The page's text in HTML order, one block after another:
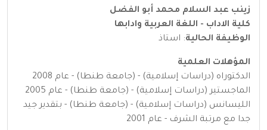
زينب عبد السلام محمد أبو الفضل
كلية الاداب - اللغة العربية وادابها
الوظيفة الحالية: استاذ
المؤهلات العلمية
الدكتوراه (دراسات إسلامية) - (جامعة طنطا) - عام 2008
الماجستير (دراسات إسلامية) - (جامعة طنطا) - عام 2005
الليسانس (دراسات إسلامية) - (جامعة طنطا) - بتقدير جيد
جدا مع مرتبة الشرف - عام 2001